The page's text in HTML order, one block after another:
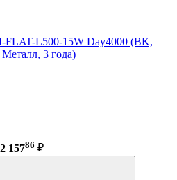
FLAT-L500-15W Day4000 (BK,
3 года)
15786 ₽